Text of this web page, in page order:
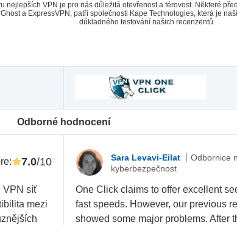
nejlepších VPN je pro nás důležitá otevřenost a férovost. Některé
a ExpressVPN, patří společnosti Kape Technologies, která je
důkladného testování našich recenzentů.
Odborné hodnocení
: 7.0/10
VPN síť
mezi
Sara Levavi-Eilat
Odbornice
kyberbezpečnost
One Click claims to offer excellent
fast speeds. However, our previous
showed some major problems. After